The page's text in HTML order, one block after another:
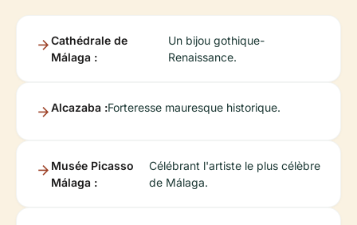
Cathédrale de
Málaga :
Un bijou gothique-
Renaissance.
Alcazaba :Forteresse mauresque historique.
Musée Picasso
Málaga :
Célébrant l'artiste le plus célèbre
de Málaga.